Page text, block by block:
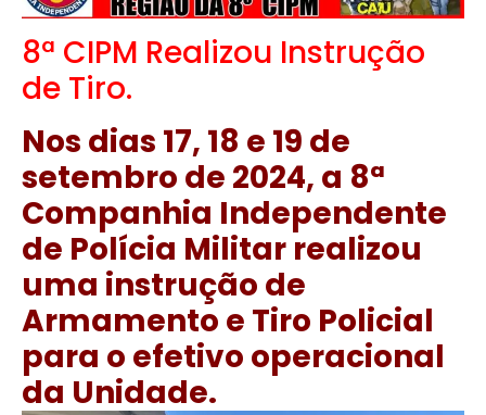
8ª CIPM Realizou Instrução
de Tiro.
Nos dias 17, 18 e 19 de
setembro de 2024, a 8ª
Companhia Independente
de Polícia Militar realizou
uma instrução de
Armamento e Tiro Policial
para o efetivo operacional
da Unidade.